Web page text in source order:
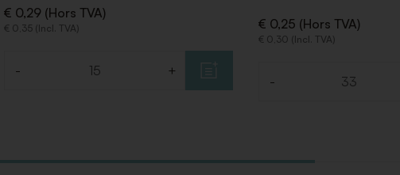
€ 0,29 (Hors TVA)
€ 0,35 (Incl. TVA)
- +
€ 0,25 (Hors TVA)
€ 0,30 (Incl. TVA)
-